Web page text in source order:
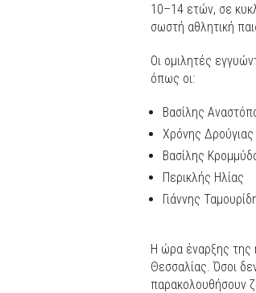
10–14 ετών, σε
σωστή αθλητική
Οι ομιλητές
όπως οι:
Βασίλης
Χρόνης Δρούγιας
Βασίλης
Περικλής Ηλίας
Γιάννης
Η ώρα έναρξης της
Θεσσαλίας. Όσοι
παρακολουθήσουν